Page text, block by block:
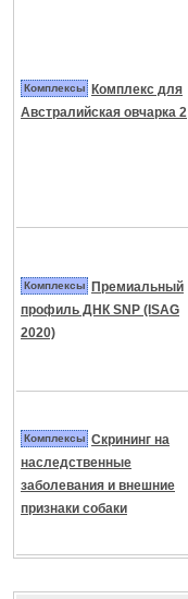
Комплексы
Комплекс для
Австралийская овчарка 2
Комплексы
Премиальный
профиль ДНК SNP (ISAG
2020)
Комплексы Скрининг на
наследственные
заболевания и внешние
признаки собаки